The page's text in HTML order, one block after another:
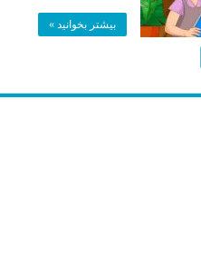
بیشتر بخوانید »